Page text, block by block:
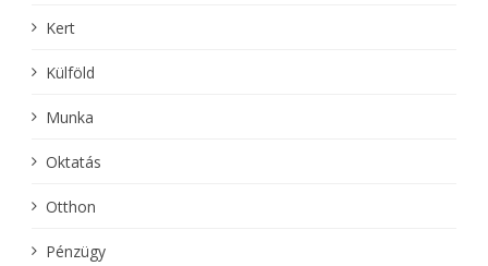
Kert
Külföld
Munka
Oktatás
Otthon
Pénzügy